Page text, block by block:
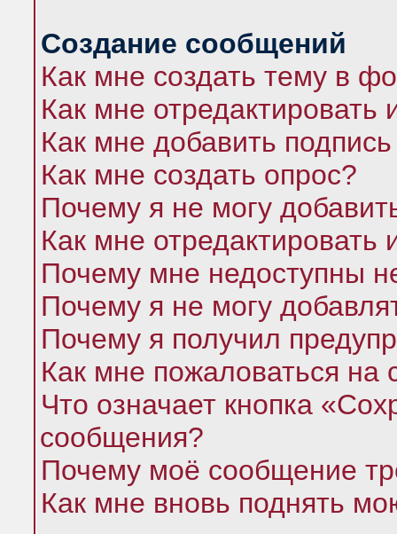
Создание сообщений
Как мне создать тему в
Как мне
Как мне добавить
Как мне создать опрос?
Почему я не могу
Как мне отредактировать
Почему мне недоступны
Почему я не могу
Почему я получил
Как мне пожаловаться
Что означает кнопка
сообщения?
Почему моё сообщение
Как мне вновь поднять